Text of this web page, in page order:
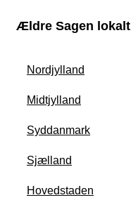
Ældre Sagen lokalt
Nordjylland
Midtjylland
Syddanmark
Sjælland
Hovedstaden